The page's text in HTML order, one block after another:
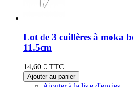
Lot de 3 cuillères à moka
11.5cm
14,60 € TTC
Ajouter au panier